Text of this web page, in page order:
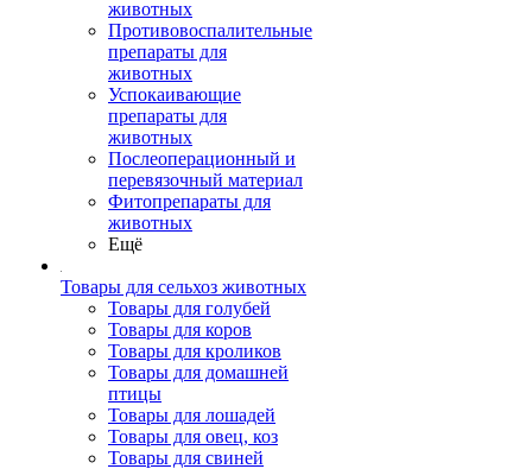
животных
Противовоспалительные
препараты для
животных
Успокаивающие
препараты для
животных
Послеоперационный и
перевязочный материал
Фитопрепараты для
животных
Ещё
Товары для сельхоз животных
Товары для голубей
Товары для коров
Товары для кроликов
Товары для домашней
птицы
Товары для лошадей
Товары для овец, коз
Товары для свиней